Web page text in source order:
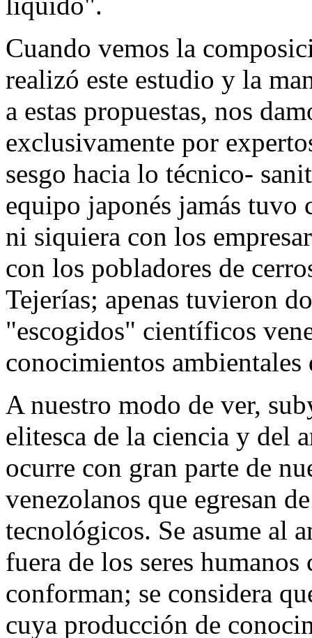
Cuando vemos la
realizó este estudio y la
a estas propuestas, nos
exclusivamente por
sesgo hacia lo técnico-
equipo japonés jamás tuvo
ni siquiera con los
con los pobladores de
Tejerías; apenas tuvieron
"escogidos" científicos
conocimientos
A nuestro modo de ver,
elitesca de la ciencia y del
ocurre con gran parte de
venezolanos que egresan
tecnológicos. Se asume al
fuera de los seres
conforman; se considera
cuya producción de